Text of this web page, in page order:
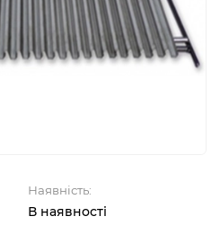
Наявність:
В наявності